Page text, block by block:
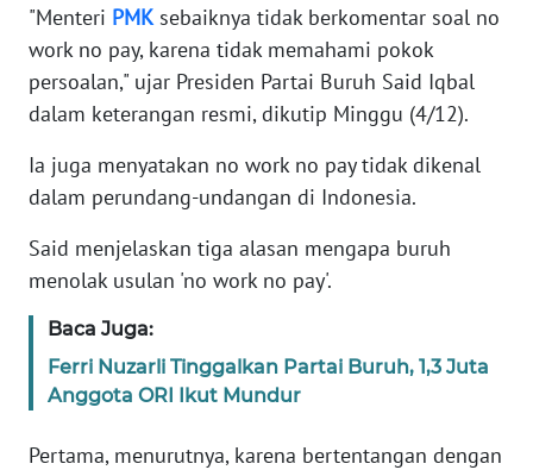
"Menteri PMK sebaiknya tidak berkomentar soal no
work no pay, karena tidak memahami pokok
persoalan," ujar Presiden Partai Buruh Said Iqbal
dalam keterangan resmi, dikutip Minggu (4/12).
Ia juga menyatakan no work no pay tidak dikenal
dalam perundang-undangan di Indonesia.
Said menjelaskan tiga alasan mengapa buruh
menolak usulan 'no work no pay'.
Baca Juga:
Ferri Nuzarli Tinggalkan Partai Buruh, 1,3 Juta
Anggota ORI Ikut Mundur
Pertama, menurutnya, karena bertentangan dengan
TENTANG
MEDIA
REDAKSI
KARIR
DISCLAIMER
Wahana
Regional